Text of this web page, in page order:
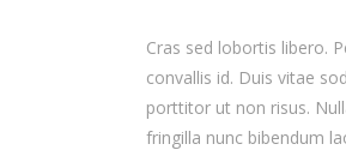
Cras sed lobortis libero.
convallis id. Duis vitae
porttitor ut non risus.
fringilla nunc bibendum